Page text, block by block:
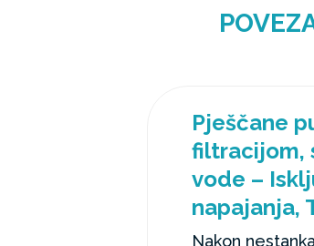
Pješčane
filtracijom,
vode –
napajanja,
Nakon